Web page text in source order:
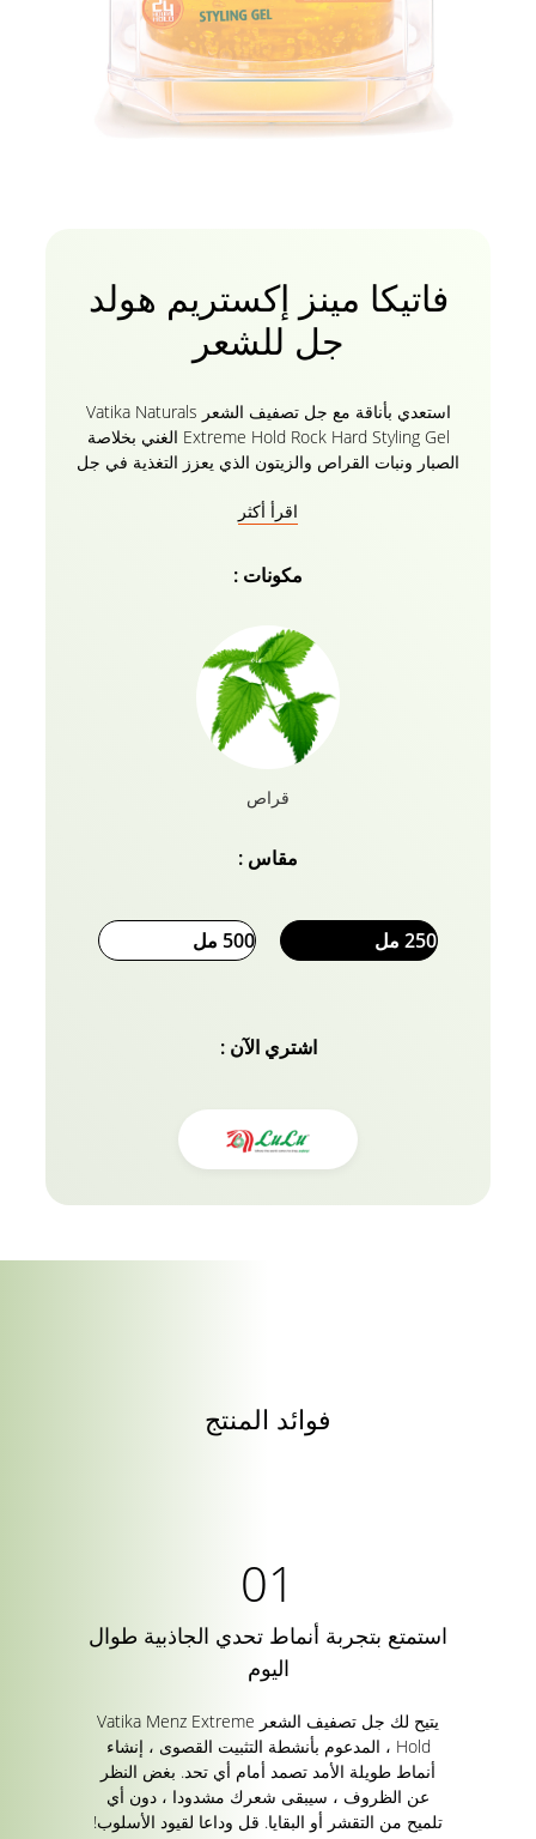
فاتيكا مينز إكستريم هولد
جل للشعر
استعدي بأناقة مع جل تصفيف الشعر Vatika Naturals
Extreme Hold Rock Hard Styling Gel الغني بخلاصة
الصبار ونبات القراص والزيتون الذي يعزز التغذية في جل
بالبقاء أملسا ومظهرا سهلا طوال اليوم. إنه يبسط مهمة
تصفيف شعرك وتثبيته وإدارته ، بغض النظر عن مدى
يترك أي بقايا ، مما يحافظ على شعرك آمنا وأنيقا!
اقرأ أكثر
مكونات :
قراص
مقاس :
250 مل 500 مل
اشتري الآن :
فوائد المنتج
استمتع بتجربة أنماط تحدي الجاذبية طوال
اليوم
يتيح لك جل تصفيف الشعر Vatika Menz Extreme
Hold ، المدعوم بأنشطة التثبيت القصوى ، إنشاء
أنماط طويلة الأمد تصمد أمام أي تحد. بغض النظر
عن الظروف ، سيبقى شعرك مشدودا ، دون أي
تلميح من التقشر أو البقايا. قل وداعا لقيود الأسلوب!